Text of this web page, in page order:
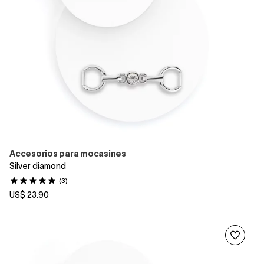
Accesorios para mocasines
Silver diamond
(3)
US$ 23.90